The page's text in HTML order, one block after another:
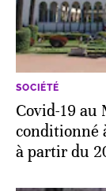
SOCIÉTÉ
Covid-19 au
conditionné
à partir du